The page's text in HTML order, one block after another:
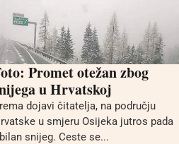
Promet otežan zbog
u Hrvatskoj
dojavi čitatelja, na području
u smjeru Osijeka jutros pada
snijeg. Ceste se...